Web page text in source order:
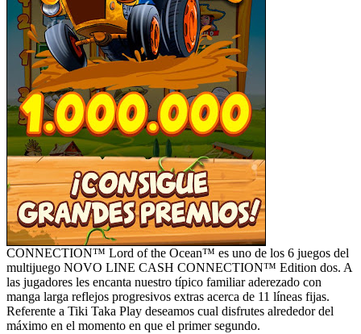
CONNECTION™ Lord of the Ocean™ es uno de los 6 juegos del
multijuego NOVO LINE CASH CONNECTION™ Edition dos. A
las jugadores les encanta nuestro típico familiar aderezado con
manga larga reflejos progresivos extras acerca de 11 líneas fijas.
Referente a Tiki Taka Play deseamos cual disfrutes alrededor del
máximo en el momento en que el primer segundo.